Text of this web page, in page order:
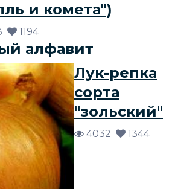
и комета")
1194
алфавит
Лук-репка
сорта
"зольский"
4032 1344